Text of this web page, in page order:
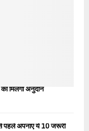
मिलेगा अनुदान
पहले अपनाएं ये 10 जरूरी